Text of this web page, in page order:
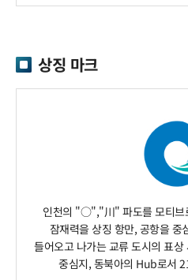
상징 마크
인천의 "○","川" 파도를 모티브
잠재력을 상징 항만, 공항을 중
들어오고 나가는 교류 도시의 표
중심지, 동북아의 Hub로서